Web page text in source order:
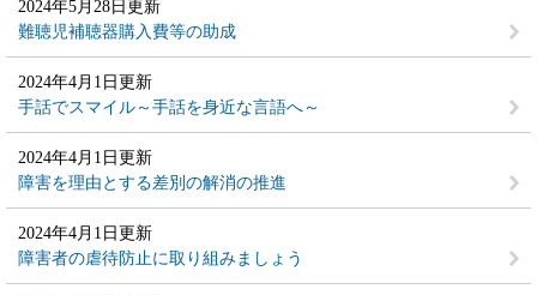
2024年5月28日更新
難聴児補聴器購入費等の助成
2024年4月1日更新
手話でスマイル～手話を身近な言語へ～
2024年4月1日更新
障害を理由とする差別の解消の推進
2024年4月1日更新
障害者の虐待防止に取り組みましょう